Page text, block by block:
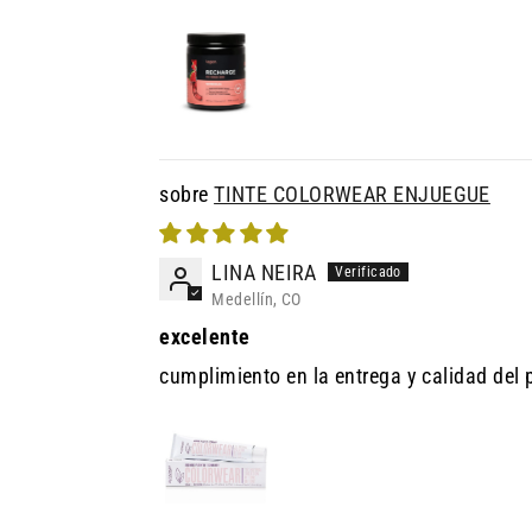
TINTE COLORWEAR ENJUEGUE
LINA NEIRA
Medellín, CO
excelente
cumplimiento en la entrega y calidad del